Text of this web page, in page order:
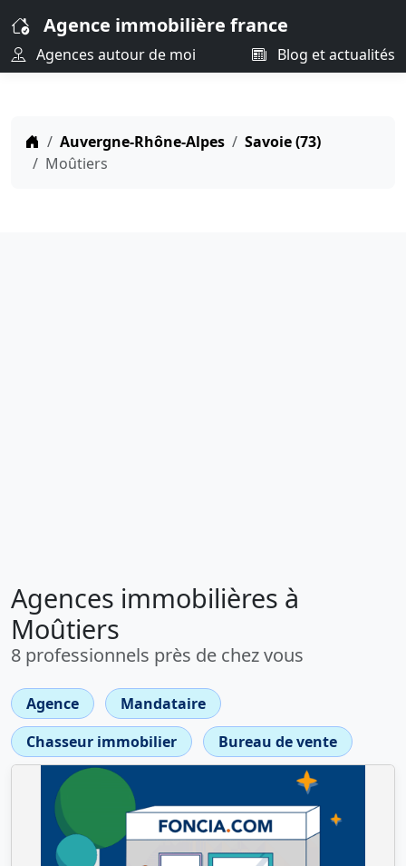
Agence immobilière france
Agences autour de moi Blog et actualités
Auvergne-Rhône-Alpes
Savoie (73)
Moûtiers
Agences immobilières à
Moûtiers
8 professionnels près de chez vous
Agence
Mandataire
Chasseur immobilier
Bureau de vente